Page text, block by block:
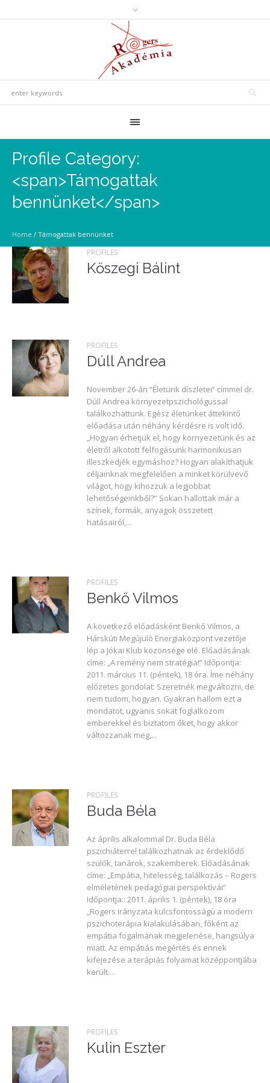
Profile Category:
<span>Támogattak
bennünket</span>
Home / Támogattak bennünket
PROFILES
Kőszegi Bálint
PROFILES
Dúll Andrea
November 26-án “Életünk díszletei” címmel dr.
Dúll Andrea környezetpszichológussal
találkozhattunk. Egész életünket áttekintő
előadása után néhány kérdésre is volt idő.
„Hogyan érhetjük el, hogy környezetünk és az
életről alkotott felfogásunk harmonikusan
illeszkedjék egymáshoz? Hogyan alakíthatjuk
céljainknak megfelelően a minket körülvevő
világot, hogy kihozzuk a legjobbat
lehetőségeinkből?” Sokan hallottak már a
színek, formák, anyagok összetett
hatásairól,...
PROFILES
Benkő Vilmos
A következő előadásként Benkő Vilmos, a
Hárskúti Megújuló Energiaközpont vezetője
lép a Jókai Klub közönsége elé. Előadásának
címe: „A remény nem stratégia!” Időpontja:
2011. március 11. (péntek), 18 óra. Íme néhány
előzetes gondolat: Szeretnék megváltozni, de
nem tudom, hogyan. Gyakran hallom ezt a
mondatot, ugyanis sokat foglalkozom
emberekkel és biztatom őket, hogy akkor
változzanak meg,...
PROFILES
Buda Béla
Az április alkalommal Dr. Buda Béla
pszichiáterrel találkozhatnak az érdeklődő
szülők, tanárok, szakemberek. Előadásának
címe: „Empátia, hitelesség, találkozás – Rogers
elméletének pedagógiai perspektívái”
Időpontja:: 2011. április 1. (péntek), 18 óra
„Rogers irányzata kulcsfontosságú a modern
pszichoterápia kialakulásában, főként az
empátia fogalmának megjelenése, hangsúlya
miatt. Az empátiás megértés és ennek
kifejezése a terápiás folyamat középpontjába
került....
PROFILES
Kulin Eszter